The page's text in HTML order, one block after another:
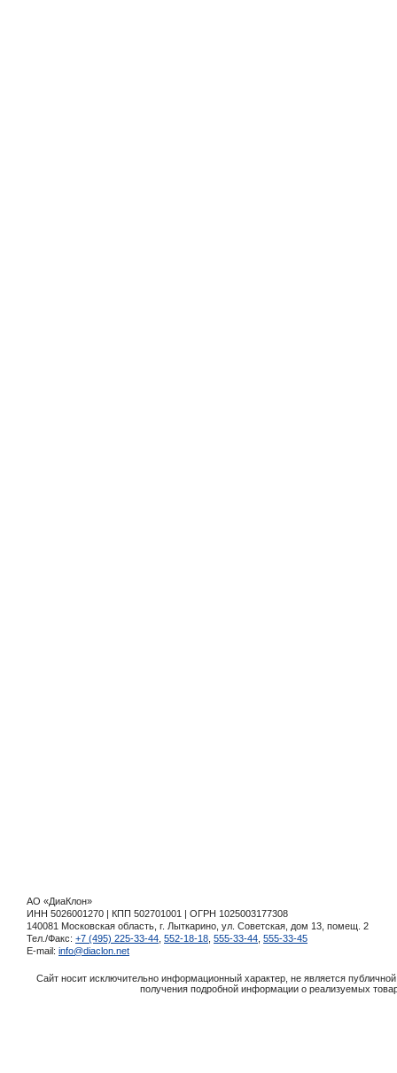
АО «ДиаКлон»
ИНН 5026001270 | КПП 502701001 | ОГРН 1025003177308
140081 Московская область, г. Лыткарино, ул. Советская, дом 13, помещ. 2
Тел./Факс: +7 (495) 225-33-44 552-18-18 555-33-44 555-33-45
E-mail: info@diaclon.net
Сайт носит исключительно информационный характер, не является
получения подробной информации о реализуемых